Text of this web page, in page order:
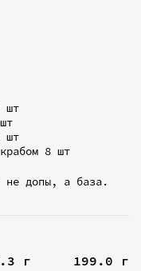
шт
шт
8 шт
не допы, а база.
г 199.0 г